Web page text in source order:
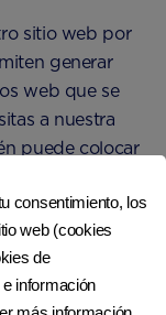
sitio web por
generar
web que se
a nuestra
puede colocar
para
a terceros
consentimiento, los
web (cookies
de
información